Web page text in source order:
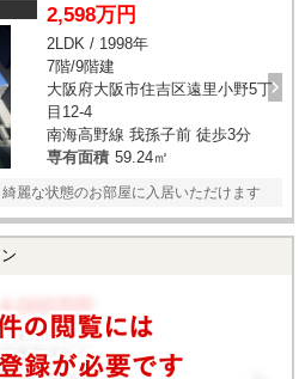
2,598万円
2LDK / 1998年
7階/9階建
大阪府大阪市住吉区遠里小野5丁
目12-4
南海高野線 我孫子前 徒歩3分
専有面積 59.24㎡
麗な状態のお部屋に入居いただけます